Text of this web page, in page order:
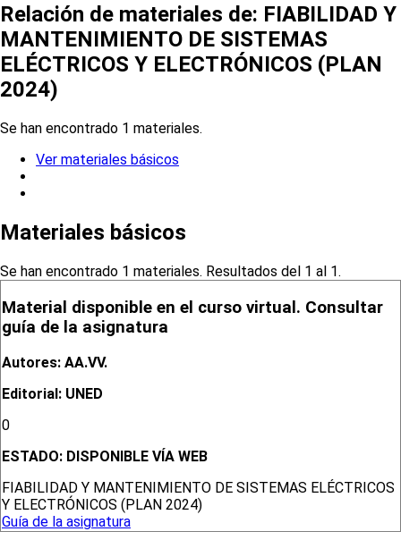
Relación de materiales de: FIABILIDAD Y
MANTENIMIENTO DE SISTEMAS
ELÉCTRICOS Y ELECTRÓNICOS (PLAN
2024)
Se han encontrado 1 materiales.
Ver materiales básicos
Materiales básicos
Se han encontrado 1 materiales. Resultados del 1 al 1.
Material disponible en el curso virtual. Consultar
guía de la asignatura
Autores: AA.VV.
Editorial: UNED
0
ESTADO: DISPONIBLE VÍA WEB
FIABILIDAD Y MANTENIMIENTO DE SISTEMAS ELÉCTRICOS
Y ELECTRÓNICOS (PLAN 2024)
Guía de la asignatura